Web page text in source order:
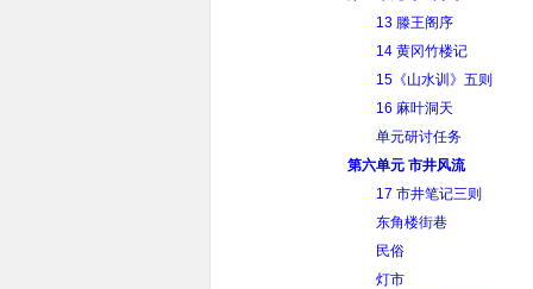
13 滕王阁序
14 黄冈竹楼记
15《山水训》五则
16 麻叶洞天
单元研讨任务
第六单元 市井风流
17 市井笔记三则
东角楼街巷
民俗
灯市